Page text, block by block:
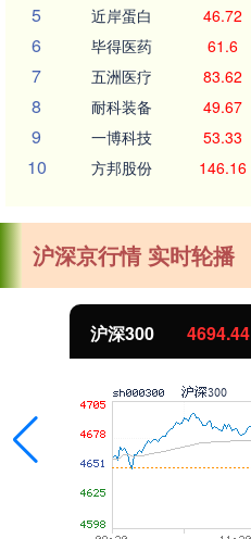
5 近岸蛋白 46.72
6 毕得医药 61.6
7 五洲医疗 83.62
8 耐科装备 49.67
9 一博科技 53.33
10 方邦股份 146.16
沪深京行情 实时轮播
沪深300 4694.44